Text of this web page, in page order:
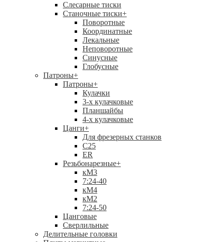
Слесарные тиски
Станочные тиски+
Поворотные
Координатные
Лекальные
Неповоротные
Синусные
Глобусные
Патроны+
Патроны+
Кулачки
3-х кулачковые
Планшайбы
4-х кулачковые
Цанги+
Для фрезерных станков
С25
ER
Резьбонарезные+
кМ3
7:24-40
кМ4
кМ2
7:24-50
Цанговые
Сверлильные
Делительные головки